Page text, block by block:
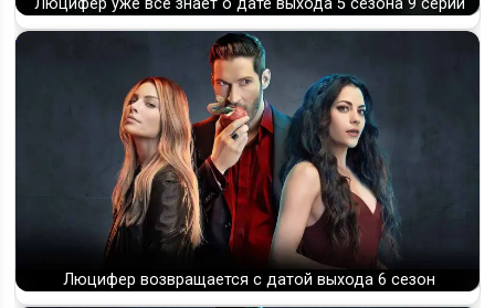
Люцифер уже всё знает о дате выхода 5 сезона 9 серии
Люцифер возвращается с датой выхода 6 сезон